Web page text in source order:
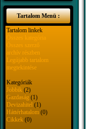
Tartalom Menü :
Tartalom linkek
Összes kategória
Összes szerző
archív részben
Legújabb tartalom
megtekintése
Kategóriák
Jobbik (2)
Gazdaság (1)
Devizahitel (1)
Háttérhatalom (0)
Cikkek (0)